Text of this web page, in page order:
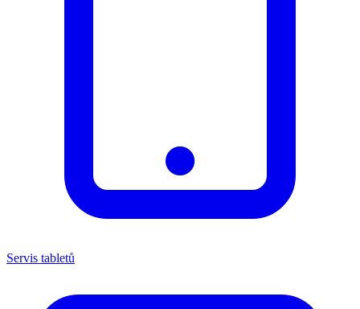
Servis tabletů